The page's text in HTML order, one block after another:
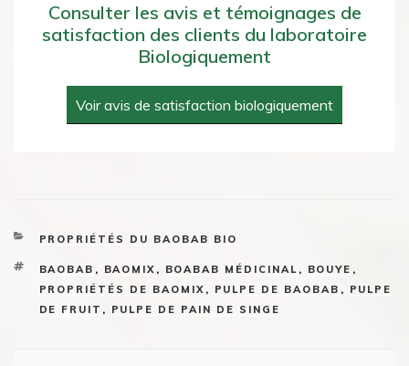
Consulter les avis et témoignages de
satisfaction des clients du laboratoire
Biologiquement
Voir avis de satisfaction biologiquement
CATEGORIES
PROPRIÉTÉS DU BAOBAB BIO
TAGS
BAOBAB , BAOMIX , BOABAB MÉDICINAL , BOUYE ,
PROPRIÉTÉS DE BAOMIX , PULPE DE BAOBAB , PULPE
DE FRUIT , PULPE DE PAIN DE SINGE